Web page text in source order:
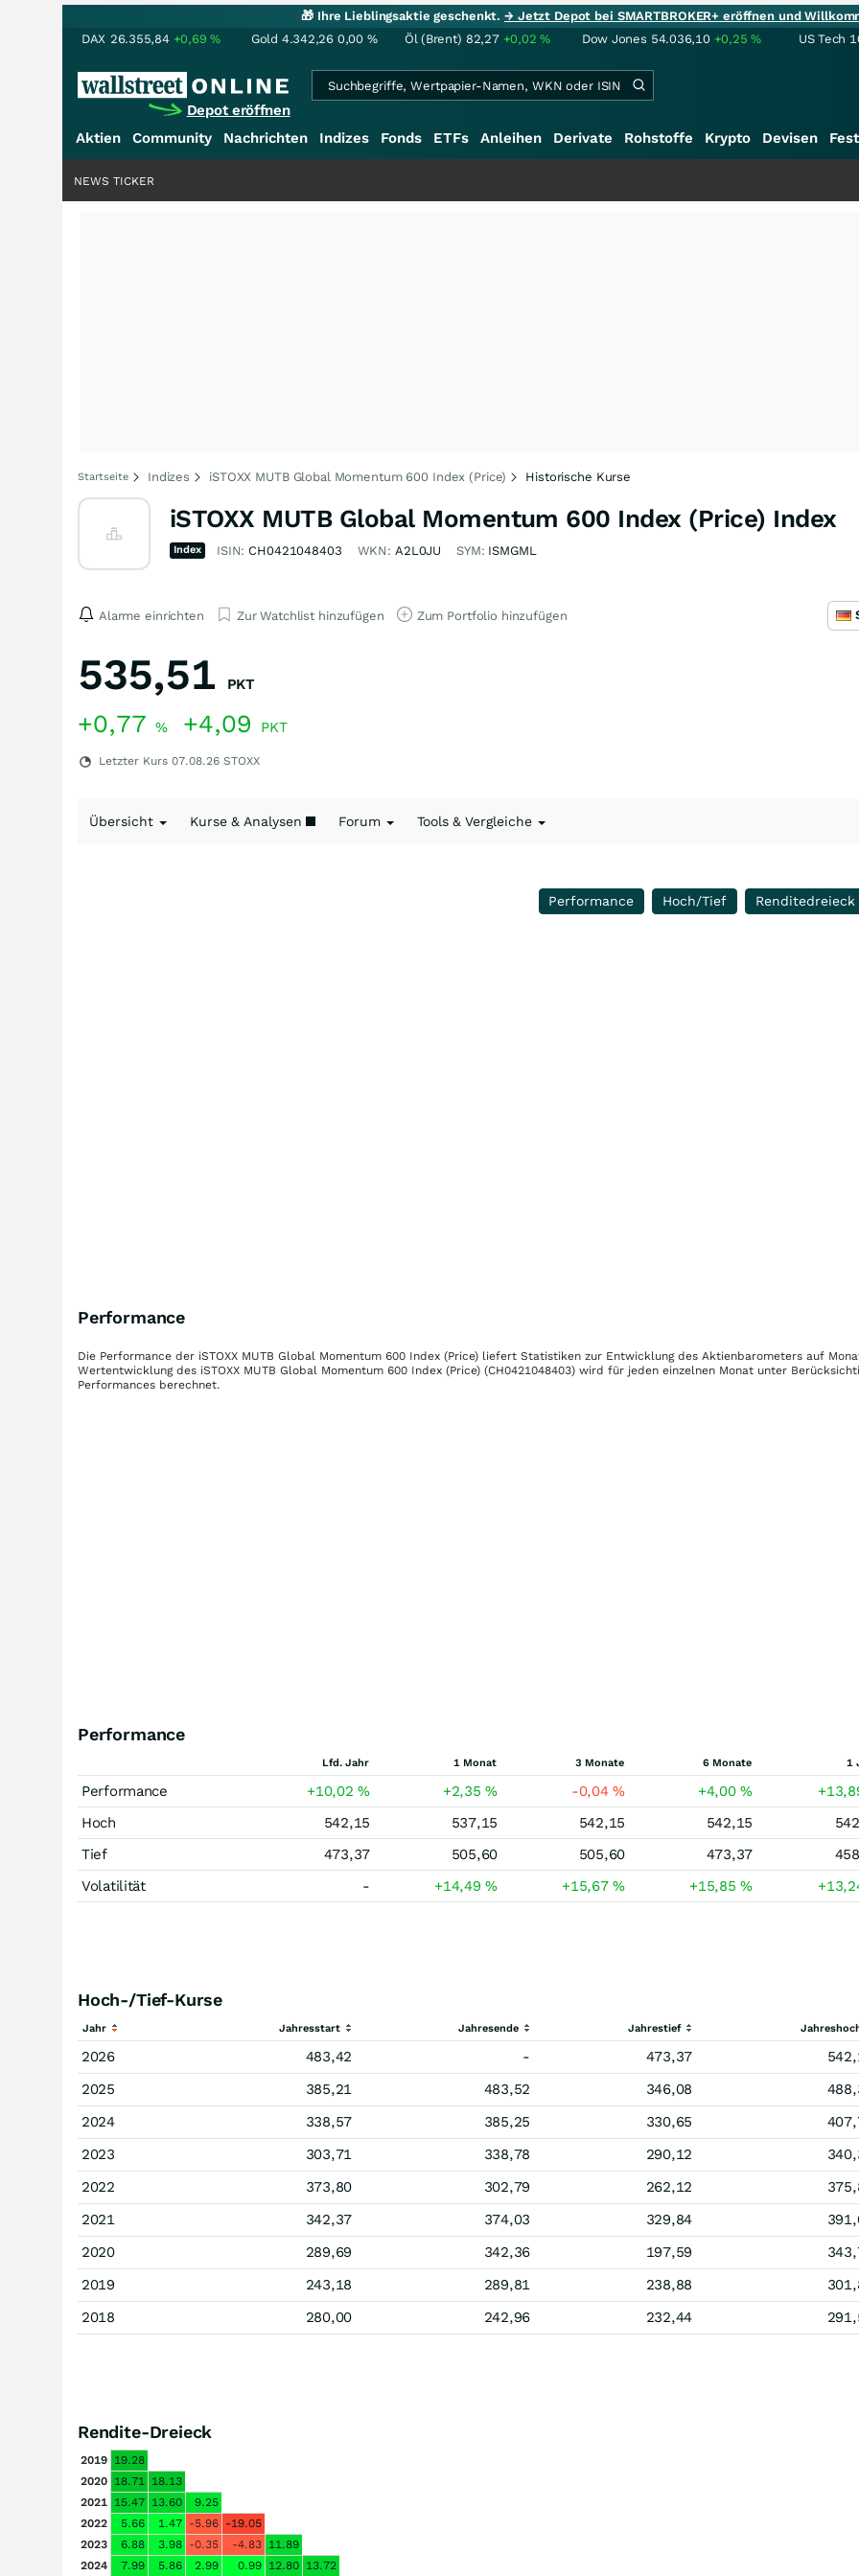
🎁 Ihre Lieblingsaktie geschenkt.→ Jetzt Depot bei SMARTBROKER+ eröffnen und
DAX 26.355,84 +0,69% Gold 4.342,26 0,00 % Öl (Brent) 82,27 +0,02% Dow Jones 54.036,10 +0,25% US Tech
Depot eröffnen
Aktien Community Nachrichten Indizes Fonds ETFs Anleihen Derivate Rohstoffe Krypto Devisen
NEWS TICKER
Startseite Indizes iSTOXX MUTB Global Momentum 600 Index (Price) Historische Kurse
iSTOXX MUTB Global Momentum 600 Index (Price) Index
Index ISIN: CH0421048403 WKN: A2L0JU SYM: ISMGML
Alarme einrichten Zur Watchlist hinzufügen Zum Portfolio hinzufügen
535,51 PKT
+0,77 % +4,09 PKT
Letzter Kurs 07.08.26 STOXX
Übersicht Kurse & Analysen Forum Tools & Vergleiche
Performance Hoch/Tief Renditedreieck
Performance
Die Performance der iSTOXX MUTB Global Momentum 600 Index (Price) liefert Statistiken zur Entwicklung des Aktienbarometers auf
Wertentwicklung des iSTOXX MUTB Global Momentum 600 Index (Price) (CH0421048403) wird für jeden einzelnen Monat unter
Performances berechnet.
Performance
Lfd. Jahr 1 Monat 3 Monate 6 Monate 1
Performance +10,02% +2,35% -0,04% +4,00%
Hoch
542,15 537,15 542,15 542,15
Tief
473,37 505,60 505,60 473,37
Volatilität
- +14,49% +15,67% +15,85%
Hoch-/Tief-Kurse
Jahr Jahresstart Jahresende Jahrestief
2026 483,42 - 473,37
2025
385,21 483,52 346,08
2024
338,57 385,25 330,65
2023
303,71 338,78 290,12
2022
373,80 302,79 262,12
2021
342,37 374,03 329,84
2020
289,69 342,36 197,59
2019
243,18 289,81 238,88
2018
280,00 242,96 232,44
Rendite-Dreieck
2019 19.28
2020 18.71 18.13
2021 15.47 13.60
9.25
2022
5.66 1.47 -5.96 -19.05
2023
6.88 3.98 -0.35 -4.83 11.89
2024
7.99 5.86 2.99 0.99 12.80 13.72